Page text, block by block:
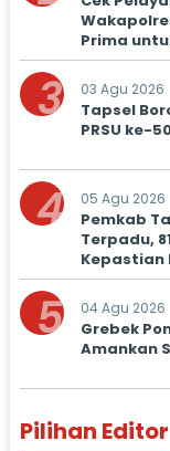
Prima
3 03 Agu 2026
Tapsel
PRSU ke-
4 05 Agu 2026
Pemkab
Terpadu,
Kepastian
5 04 Agu 2026
Grebek
Amankan
Pilihan Editor